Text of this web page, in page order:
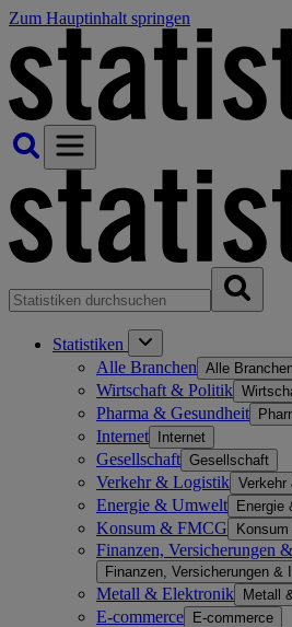
Zum Hauptinhalt springen
Statistiken
Alle Branchen Alle
Wirtschaft & Politik
Pharma & Gesundheit
Internet Internet
Gesellschaft Gesellschaft
Verkehr & Logistik Verkehr
Energie & Umwelt Energie
Konsum & FMCG
Finanzen, Versicherungen
Finanzen, Versicherungen &
Metall & Elektronik Metall
E-commerce E-commerce